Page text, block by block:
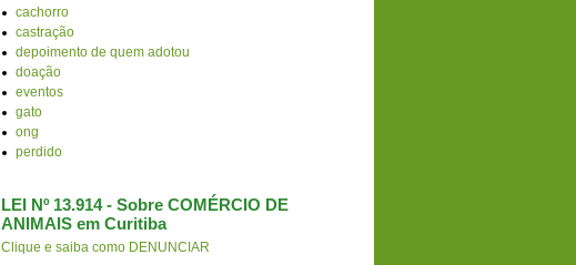
cachorro
castração
depoimento de quem adotou
doação
eventos
gato
ong
perdido
LEI Nº 13.914 - Sobre COMÉRCIO DE
ANIMAIS em Curitiba
Clique e saiba como DENUNCIAR